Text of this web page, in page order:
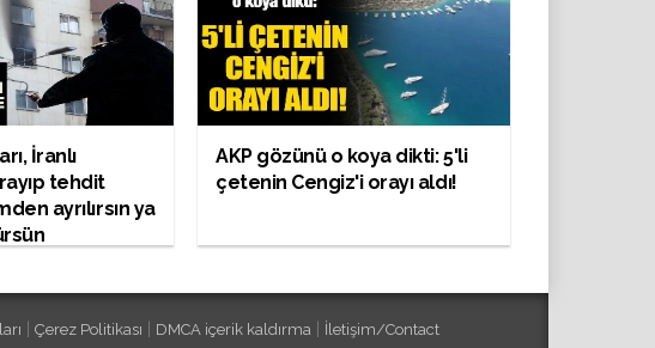
İranlı
tehdit
ayrılırsın ya
AKP gözünü o koya dikti: 5'li
çetenin Cengiz'i orayı aldı!
Çerez Politikası DMCA içerik kaldırma İletişim/Contact